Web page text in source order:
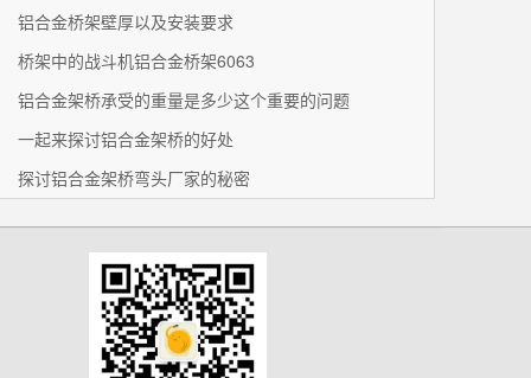
铝合金桥架壁厚以及安装要求
桥架中的战斗机铝合金桥架6063
铝合金架桥承受的重量是多少这个重要的问题
一起来探讨铝合金架桥的好处
探讨铝合金架桥弯头厂家的秘密